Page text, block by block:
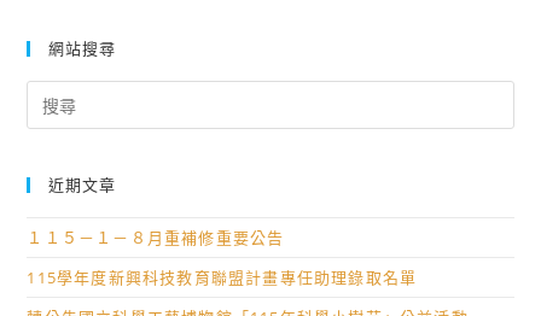
網站搜尋
for:
近期文章
１１５－１－８月重補修重要公告
115學年度新興科技教育聯盟計畫專任助理錄取名單